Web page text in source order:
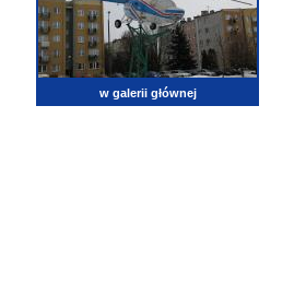
w galerii głównej